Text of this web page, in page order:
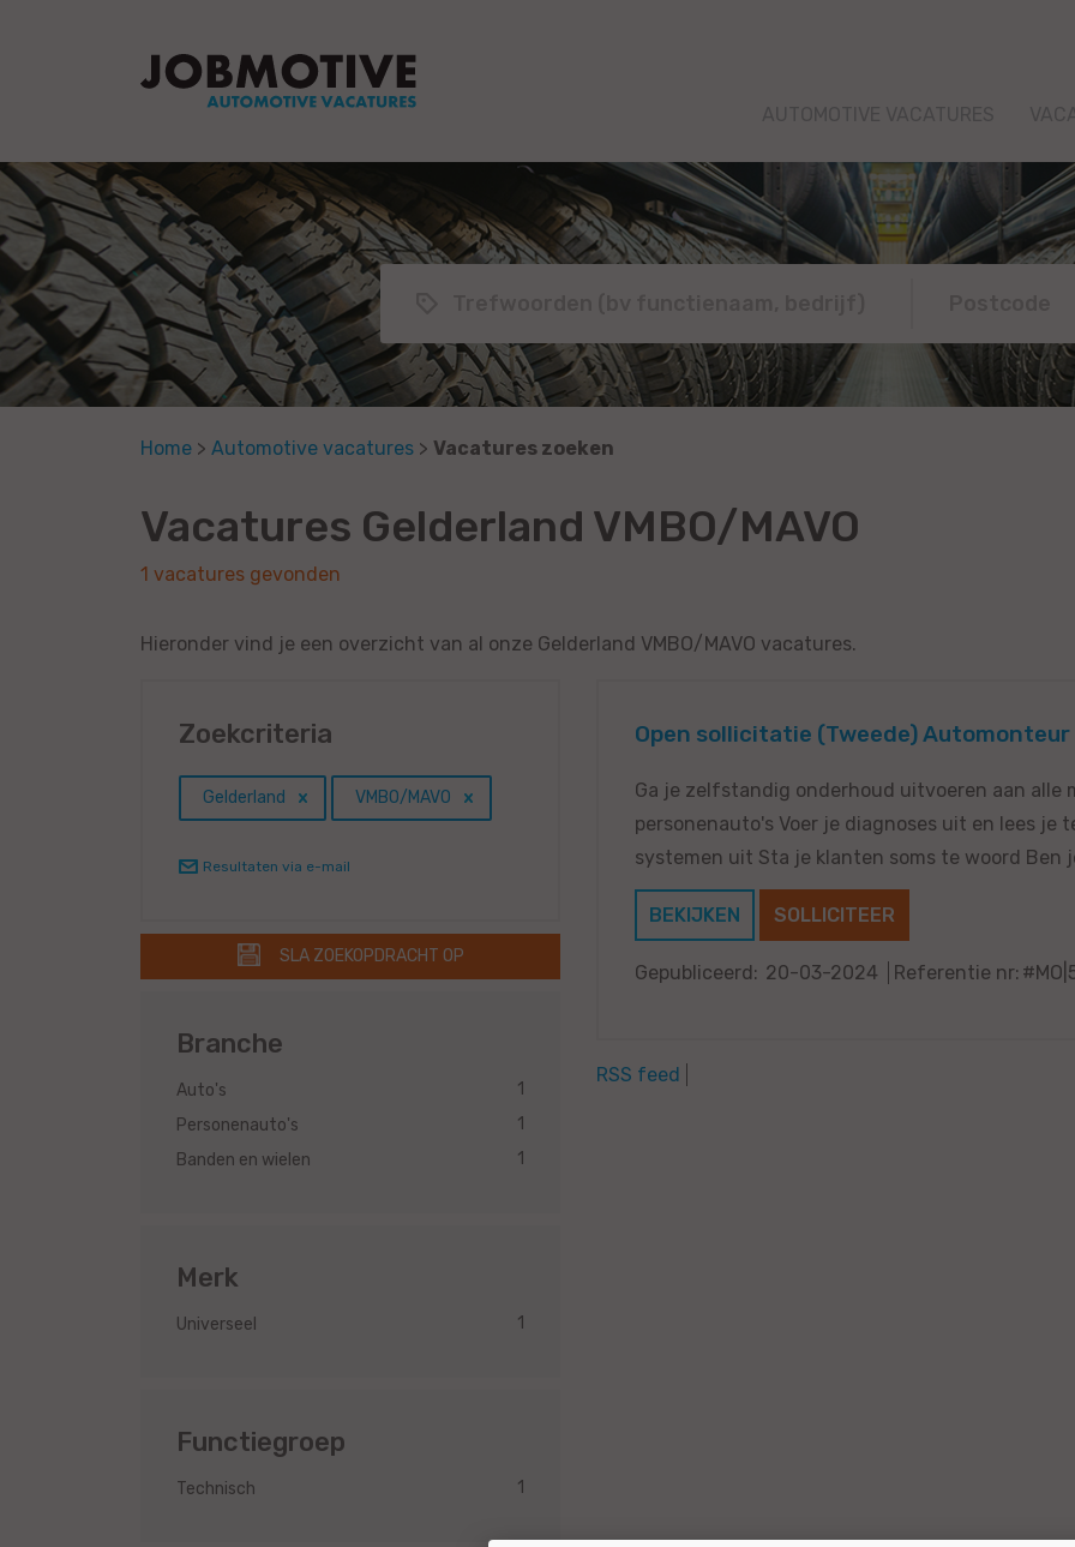
Home > Automotive vacatures > Vacatures zoeken
Vacatures Gelderland VMBO/MAVO
1 vacatures gevonden
Hieronder vind je een overzicht van al onze Gelderland VMBO/MAVO vacatures.
Open sollicitatie (Tweede)
Ga je zelfstandig onderhoud uitvoeren aan alle
personenauto's Voer je diagnoses uit en lees je
systemen uit Sta je klanten soms te woord Ben
BEKIJKEN SOLLICITEER
Gepubliceerd: 20-03-2024 Referentie nr:
RSS feed
Zoekcriteria
Gelderland VMBO/MAVO
Resultaten via e-mail
SLA ZOEKOPDRACHT OP
Branche
Auto's
1
Personenauto's
1
Banden en wielen
1
Merk
Universeel 1
Functiegroep
Technisch 1